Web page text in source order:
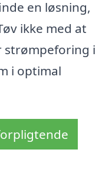
en løsning,
ikke med at
strømpeforing i
i optimal